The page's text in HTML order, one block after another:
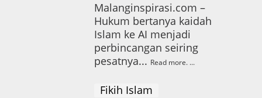
Malanginspirasi.com –
Hukum bertanya kaidah
Islam ke AI menjadi
perbincangan seiring
pesatnya... Read more.
Fikih Islam